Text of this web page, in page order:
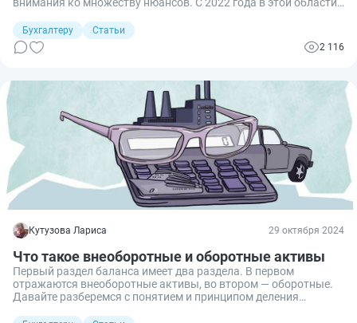
учета капитальных вложений. Рассмотрим ключевые
характеристики, присущие капитальным вложениям, а также
основные моменты их учета.
Бухгалтеру
Статьи
2 116
Кутузова Лариса 29 октября 2024
Что такое внеоборотные и оборотные активы
Первый раздел баланса имеет два раздела. В первом
отражаются внеоборотные активы, во втором — оборотные.
Давайте разберемся с понятием и принципом деления